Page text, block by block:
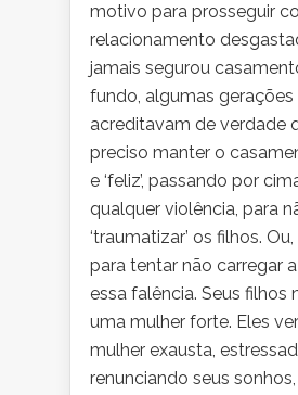
motivo para prosseguir
relacionamento
jamais segurou
fundo, algumas gerações
acreditavam de verdade
preciso manter o
e ‘feliz’, passando por
qualquer violência, para
‘traumatizar’ os filhos.
para tentar não carregar
essa falência. Seus filhos
uma mulher forte. Eles
mulher exausta,
renunciando seus